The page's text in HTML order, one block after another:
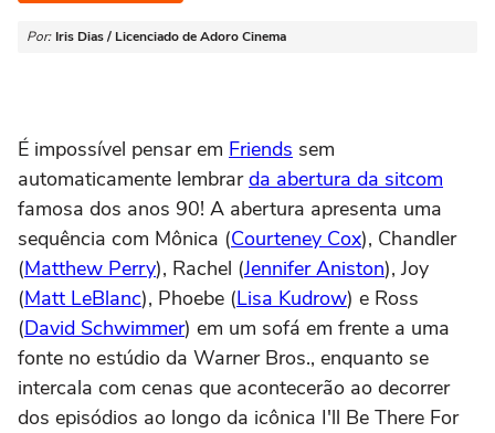
Por: Iris Dias / Licenciado de Adoro Cinema
É impossível pensar em Friends sem
automaticamente lembrarda abertura da sitcom
famosa dos anos 90! A abertura apresenta uma
sequência com Mônica (Courteney Cox), Chandler
(Matthew Perry), Rachel (Jennifer Aniston), Joy
(Matt LeBlanc), Phoebe (Lisa Kudrow) e Ross
(David Schwimmer) em um sofá em frente a uma
fonte no estúdio da Warner Bros., enquanto se
intercala com cenas que acontecerão ao decorrer
dos episódios ao longo da icônica I'll Be There For